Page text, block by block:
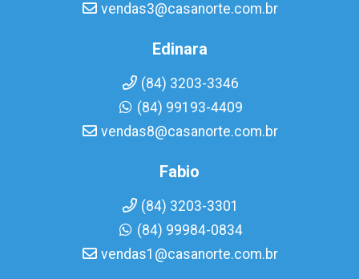
vendas3@casanorte.com.br
Edinara
(84) 3203-3346
(84) 99193-4409
vendas8@casanorte.com.br
Fabio
(84) 3203-3301
(84) 99984-0834
vendas1@casanorte.com.br